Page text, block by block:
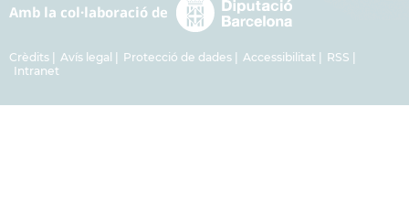
Crèdits Avís legal Protecció de dades Accessibilitat
RSS
Intranet